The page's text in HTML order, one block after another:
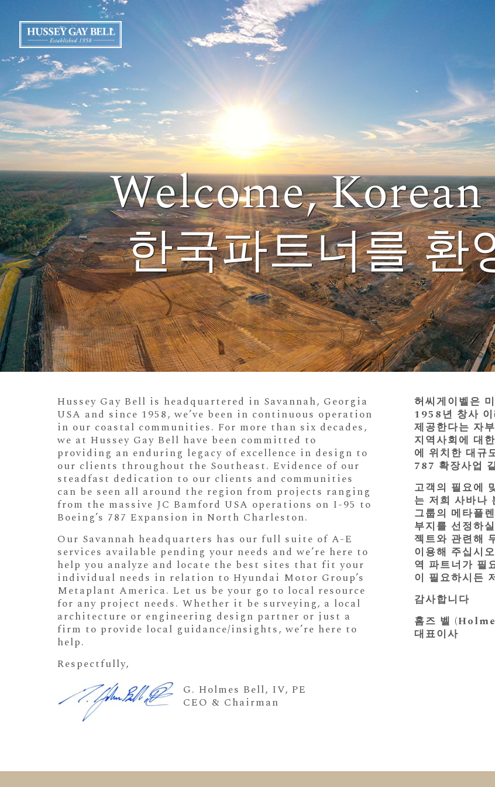
Welcome,
한국파트너를 환
Hussey Gay Bell is headquartered in Savannah, Georgia
USA and since 1958, we’ve been in continuous operation
in our coastal communities. For more than six decades,
we at Hussey Gay Bell have been committed to
providing an enduring legacy of excellence in design to
our clients throughout the Southeast. Evidence of our
steadfast dedication to our clients and communities
can be seen all around the region from projects ranging
from the massive JC Bamford USA operations on I-95 to
Boeing’s 787 Expansion in North Charleston.
Our Savannah headquarters has our full suite of A-E
services available pending your needs and we’re here to
help you analyze and locate the best sites that fit your
individual needs in relation to Hyundai Motor Group’s
Metaplant America. Let us be your go to local resource
for any project needs. Whether it be surveying, a local
architecture or engineering design partner or just a
firm to provide local guidance/insights, we’re here to
help.
Respectfully,
G. Holmes Bell, IV, PE
CEO & Chairman
허씨게이벨은
1958년 창사
제공한다는 자
지역사회에 대
에 위치한 대규
787 확장사업
고객의 필요에
는 저희 사바나
그룹의 메타플
부지를 선정하
젝트와 관련해
이용해 주십시
역 파트너가 필
이 필요하시든
감사합니다
홈즈 벨
대표이사